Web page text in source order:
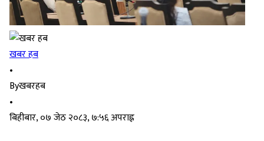
खबर हब
•
Byखबरहब
•
बिहीबार, ०७ जेठ २०८३, ७:५६ अपराह्न